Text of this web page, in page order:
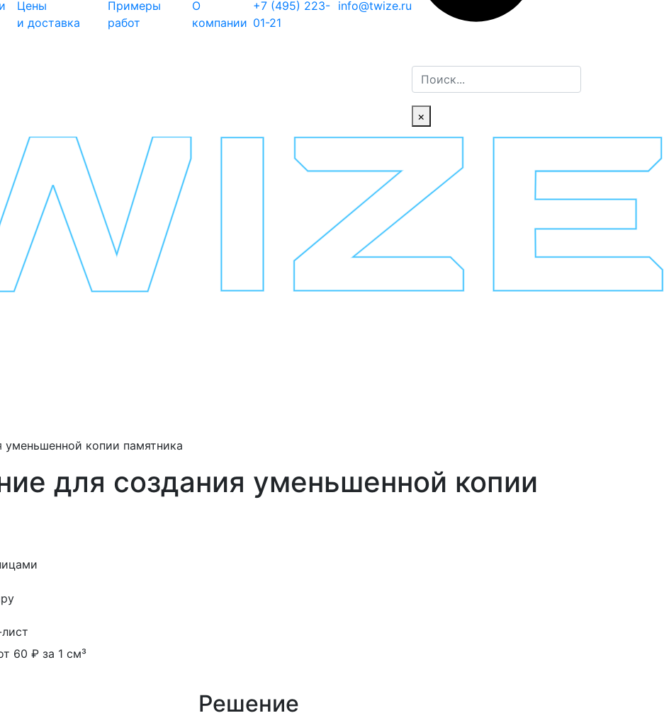
Цены
и доставка
Примеры
работ
О
компании
+7 (495) 223-
01-21
info@twize.ru
Поиск
×
уменьшенной копии памятника
для создания уменьшенной копии
60 ₽ за 1 см³
Решение